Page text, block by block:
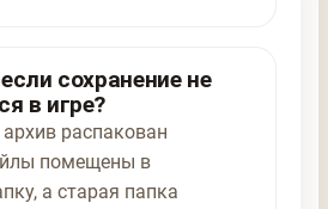
сохранение не
в игре?
архив распакован
помещены в
а старая папка